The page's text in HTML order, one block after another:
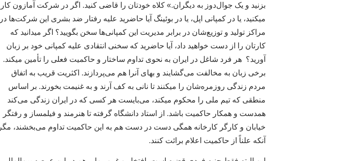
بزنید و یک جوال‌دوز به دیگران.» کلاه خودتان را قاضی کنید. اگر در شرکت آمازون کار
میکنید، یا در کمپانی اپل، یا در بوئینگ آیا حاضرید علیه رفتار ضد بشری این شرکت‌ها در
مراکز تولید و توزیع‌شان در برابر مدیریت این کمپانی‌ها سخن بگویید؟ اگر میدانید که
کارتان را از دست خواهید داد، آیا حاضرید که سخنی انتقادی علیه کمپانی خود بر زبان
آورید؟ هر فرد شاغل در ایران به نحوی تداوم ساختار و حاکمیت فعلی را تأمین میکند.
برخی زبان به مخالفت می‌گشایند و بهای آنرا هم می‌پردازند. اکثریت قریب به اتفاق
مردم زندگی روزمره‌شان را میکنند تا نانی به کف آرند و به غنیمت بخورند. بر اساس
منطقی که تیم ملی را محکوم میکند، می‌بایست هر کسی که در ایران زندگی می‌کند
همدست و همکار حاکمیت باشد. از استاد دانشگاه گرفته تا هنرمند و فیلمساز و رفتگر
خیابان و کارگر کارخانه همگی دست در دست هم به این حاکمیت تداوم می‌بخشند، مگر
آنکه علناً از حاکمیت اعلام برائت کنند.